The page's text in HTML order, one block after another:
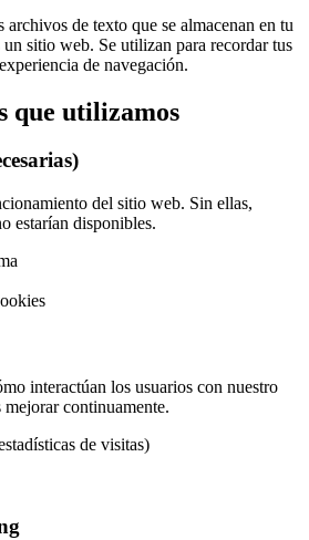
archivos de texto que se almacenan en tu
sitio web. Se utilizan para recordar tus
de navegación.
que utilizamos
del sitio web. Sin ellas,
estarían disponibles.
interactúan los usuarios con nuestro
continuamente.
de visitas)